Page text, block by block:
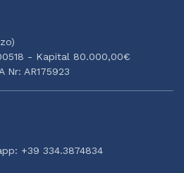
- Kapital 80.000,00€
Nr: AR175923
+39 334.3874834